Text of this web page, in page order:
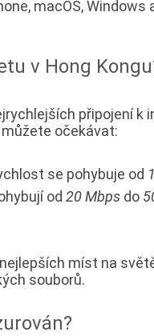
macOS, Windows
v Hong
připojení
očekávat:
se pohybuje od
od 20 Mbps do
míst na
souborů.